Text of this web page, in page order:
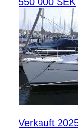
550 000 SEK
Verkauft